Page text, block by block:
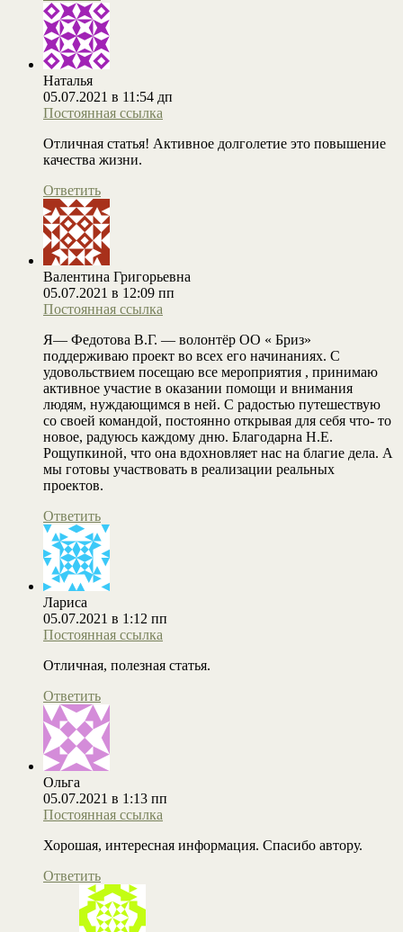
Наталья
05.07.2021 в 11:54 дп
Постоянная ссылка
Отличная статья! Активное долголетие это повышение
качества жизни.
Ответить
Валентина Григорьевна
05.07.2021 в 12:09 пп
Постоянная ссылка
Я— Федотова В.Г. — волонтёр ОО « Бриз»
поддерживаю проект во всех его начинаниях. С
удовольствием посещаю все мероприятия , принимаю
активное участие в оказании помощи и внимания
людям, нуждающимся в ней. С радостью путешествую
со своей командой, постоянно открывая для себя что- то
новое, радуюсь каждому дню. Благодарна Н.Е.
Рощупкиной, что она вдохновляет нас на благие дела. А
мы готовы участвовать в реализации реальных
проектов.
Ответить
Лариса
05.07.2021 в 1:12 пп
Постоянная ссылка
Отличная, полезная статья.
Ответить
Ольга
05.07.2021 в 1:13 пп
Постоянная ссылка
Хорошая, интересная информация. Спасибо автору.
Ответить